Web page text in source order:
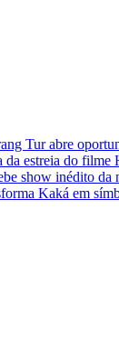
Tur abre
estreia do filme
show inédito
Kaká em